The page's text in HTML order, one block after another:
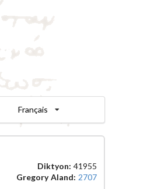
Français
Diktyon: 41955
Gregory Aland: 2707